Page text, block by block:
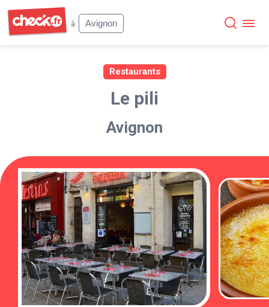
à
Avignon
Restaurants
Le pili
Avignon